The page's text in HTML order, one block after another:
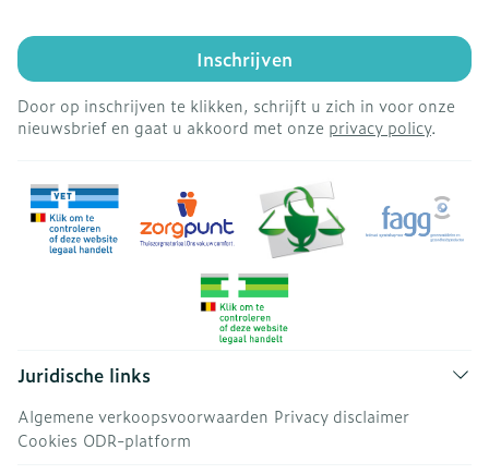
Inschrijven
Door op inschrijven te klikken, schrijft u zich in voor onze
nieuwsbrief en gaat u akkoord met onze privacy policy.
Juridische links
Algemene verkoopsvoorwaarden Privacy disclaimer
Cookies ODR-platform